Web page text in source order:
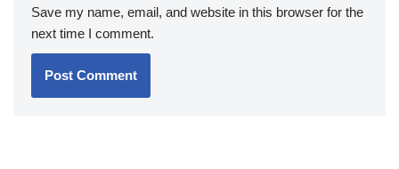
Save my name, email, and website in this browser for the
next time I comment.